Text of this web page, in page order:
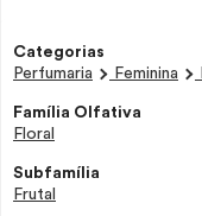
Categorias
Perfumaria
Feminina
Família Olfativa
Floral
Subfamília
Frutal